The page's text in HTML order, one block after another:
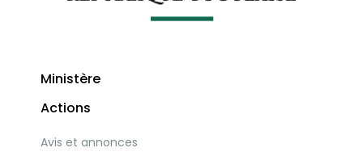
Ministère
Actions
Avis et annonces